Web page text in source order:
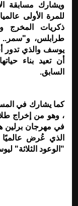
ويشارك مسابقة
للمرة الأولى
ذكريات المخرج
طرابلس، و"سمر..
يوسف والذي تدور
أن تعيد بناء
السابق.
كما يشارك في
، وهو من إخراج
في مهرجان برلين
الذي عُرض
"الوعود الثلاثة"